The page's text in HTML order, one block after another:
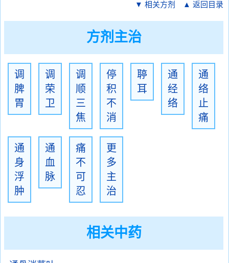
▼ 相关方剂 ▲ 返回目录
方剂主治
调
脾
胃
调
荣
卫
调
顺
三
焦
停
积
不
消
聤
耳
通
经
络
通
络
止
痛
通
身
浮
肿
通
血
脉
痛
不
可
忍
更
多
主
治
相关中药